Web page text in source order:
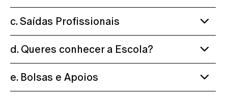
c. Saídas Profissionais
d. Queres conhecer a Escola?
e. Bolsas e Apoios